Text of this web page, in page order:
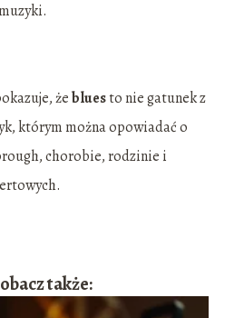
żebluesto nie gatunek z
którym można opowiadać o
chorobie, rodzinie i
także: